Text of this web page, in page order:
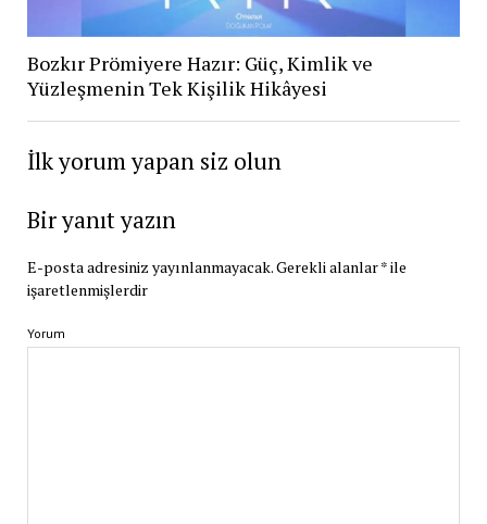
Bozkır Prömiyere Hazır: Güç, Kimlik ve
Yüzleşmenin Tek Kişilik Hikâyesi
İlk yorum yapan siz olun
Bir yanıt yazın
E-posta adresiniz yayınlanmayacak.Gerekli alanlar*ile
işaretlenmişlerdir
Yorum